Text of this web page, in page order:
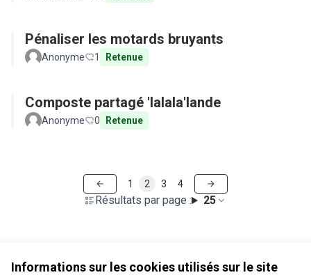
Informations sur les cookies utilisés sur le site
Pénaliser les motards bruyants
Anonyme 1 Retenue
Composte partagé 'lalala'lande
Anonyme 0 Retenue
Résultats par page : 25
1 2 3 4